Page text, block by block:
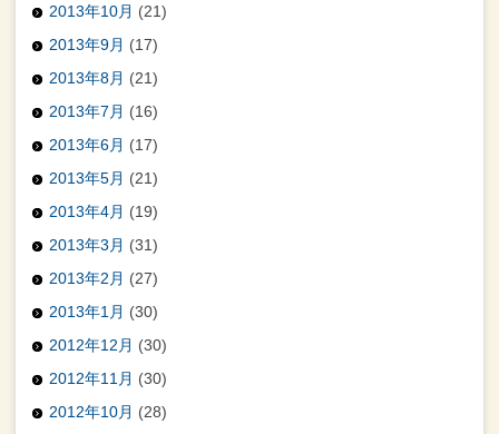
2013年10月 (21)
2013年9月 (17)
2013年8月 (21)
2013年7月 (16)
2013年6月 (17)
2013年5月 (21)
2013年4月 (19)
2013年3月 (31)
2013年2月 (27)
2013年1月 (30)
2012年12月 (30)
2012年11月 (30)
2012年10月 (28)